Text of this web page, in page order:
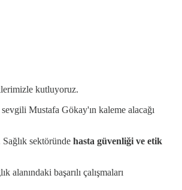
kutluyoruz.
Mustafa Gökay'ın kaleme alacağı
sektöründe hasta güvenliği ve etik
alanındaki başarılı çalışmaları